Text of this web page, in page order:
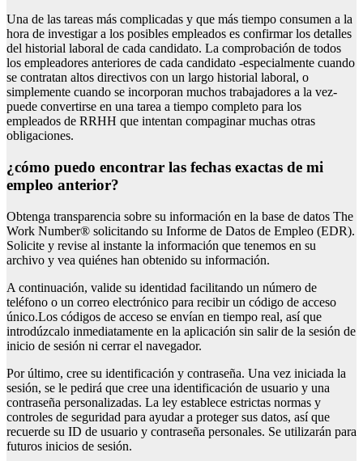
Una de las tareas más complicadas y que más tiempo consumen a la
hora de investigar a los posibles empleados es confirmar los detalles
del historial laboral de cada candidato. La comprobación de todos
los empleadores anteriores de cada candidato -especialmente cuando
se contratan altos directivos con un largo historial laboral, o
simplemente cuando se incorporan muchos trabajadores a la vez-
puede convertirse en una tarea a tiempo completo para los
empleados de RRHH que intentan compaginar muchas otras
obligaciones.
¿cómo puedo encontrar las fechas exactas de mi
empleo anterior?
Obtenga transparencia sobre su información en la base de datos The
Work Number® solicitando su Informe de Datos de Empleo (EDR).
Solicite y revise al instante la información que tenemos en su
archivo y vea quiénes han obtenido su información.
A continuación, valide su identidad facilitando un número de
teléfono o un correo electrónico para recibir un código de acceso
único.Los códigos de acceso se envían en tiempo real, así que
introdúzcalo inmediatamente en la aplicación sin salir de la sesión de
inicio de sesión ni cerrar el navegador.
Por último, cree su identificación y contraseña. Una vez iniciada la
sesión, se le pedirá que cree una identificación de usuario y una
contraseña personalizadas. La ley establece estrictas normas y
controles de seguridad para ayudar a proteger sus datos, así que
recuerde su ID de usuario y contraseña personales. Se utilizarán para
futuros inicios de sesión.